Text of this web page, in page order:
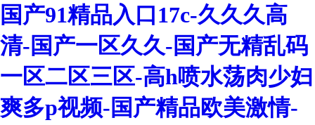
国产91精品入口17c-久久久高
清-国产一区久久-国产无精乱码
一区二区三区-高h喷水荡肉少妇
爽多p视频-国产精品欧美激情-